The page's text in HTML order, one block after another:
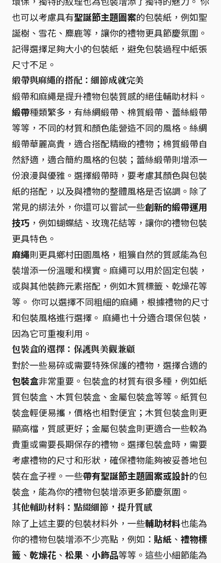
也可以考慮具有聖誕節主題圖案的包裝紙，例如聖
誕樹、雪花、麋鹿等，讓你的禮物更具節慶氛圍。
記得選擇足夠大小的包裝紙，避免包裝過程中紙張
尺寸不足。
緞帶與麻繩的搭配：細節成就完美
緞帶和麻繩是提升禮物包裝質感的絕佳輔助材料。
緞帶種類繁多，有絲綢緞帶、棉質緞帶、蕾絲緞帶
等等，不同的材質和顏色能營造不同的風格。絲綢
緞帶華麗高貴，適合搭配精緻的禮物；棉質緞帶自
然舒適，適合簡約風格的包裝；蕾絲緞帶則增添一
份浪漫與優雅。選擇緞帶時，要考慮其顏色與包裝
紙的搭配，以及與禮物的整體風格是否協調。除了
常見的綁法外，你還可以嘗試一些創新的緞帶運用
技巧 ，例如蝴蝶結、玫瑰花結等，讓你的禮物包裝
更具特色。
麻繩則更具鄉村田園風格，粗獷自然的質感能為包
裝增添一份溫暖和樸實。麻繩可以用於固定包裝，
或與其他裝飾元素搭配，例如木質標籤、乾燥花等
等。 你可以選擇不同粗細的麻繩，根據禮物的尺寸
和包裝風格進行選擇。 麻繩也十分適合環保包裝，
因為它可重複利用。
包裝盒的選擇：保護與美觀兼顧
對於一些易碎或需要特殊保護的禮物，選擇合適的
包裝盒非常重要。包裝盒的材質有很多種，例如紙
質包裝盒、木質包裝盒、金屬包裝盒等等。紙質包
裝盒輕便易攜，價格也相對便宜；木質包裝盒則更
顯高檔，質感更好；金屬包裝盒則更適合一些較為
貴重或需要長期保存的禮物。選擇包裝盒時，需要
考慮禮物的尺寸和形狀，確保禮物能夠被妥善地包
裝在盒子裡。一些帶有聖誕節主題圖案或設計的包
裝盒，能為你的禮物包裝增添更多節慶氛圍。
其他輔助材料：點綴細節，提升質感
除了上述主要的包裝材料外，一些輔助材料也能為
你的禮物包裝增添不少亮點，例如： 貼紙 、 禮物標
籤 、 乾燥花 、 松果 、 小飾品等等。這些小細節能為